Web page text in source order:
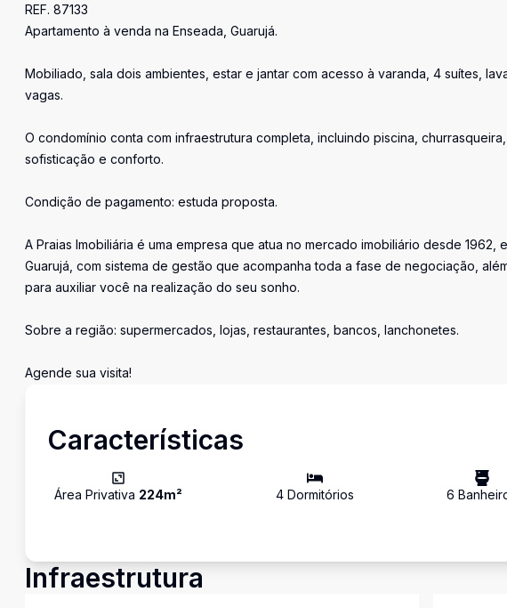
REF. 87133
Apartamento à venda na Enseada, Guarujá.
Mobiliado, sala dois ambientes, estar e jantar com acesso à varanda, 4 suítes,
vagas.
O condomínio conta com infraestrutura completa, incluindo piscina,
sofisticação e conforto.
Condição de pagamento: estuda proposta.
A Praias Imobiliária é uma empresa que atua no mercado imobiliário desde
Guarujá, com sistema de gestão que acompanha toda a fase de negociação,
para auxiliar você na realização do seu sonho.
Sobre a região: supermercados, lojas, restaurantes, bancos, lanchonetes.
Agende sua visita!
Características
Área Privativa 224m² 4Dormitórios 6
Infraestrutura